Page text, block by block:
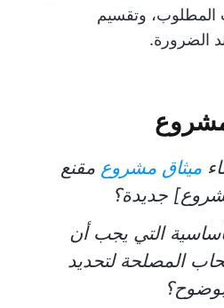
المطلوب، وتقسيم
الضرورة.
ميثاق مشروع مقنع
جديدة؟
التي يجب أن
المصلحة لتحديد